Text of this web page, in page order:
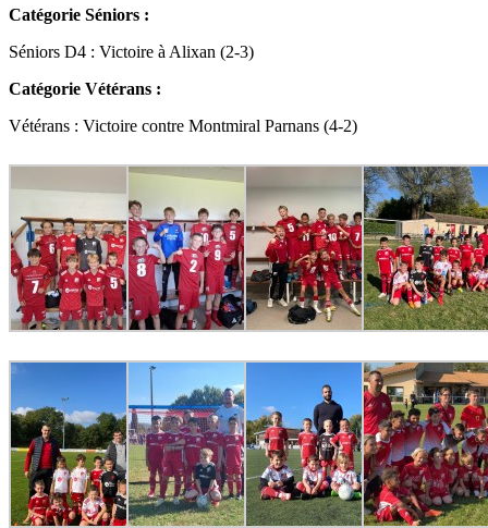
Catégorie Séniors :
Séniors D4 : Victoire à Alixan (2-3)
Catégorie Vétérans :
Vétérans : Victoire contre Montmiral Parnans (4-2)